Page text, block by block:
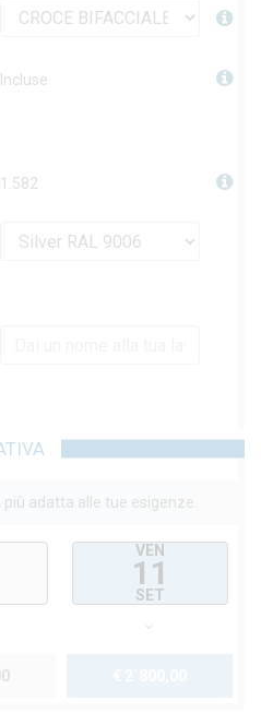
Incluse
1.582
adatta alle tue esigenze.
VEN
11
SET